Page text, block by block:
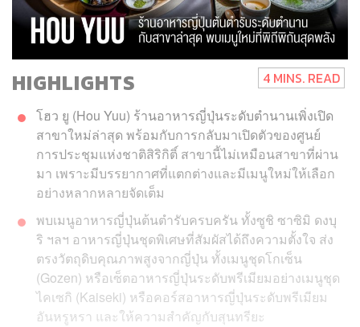
HIGHLIGHTS 4 MINS. READ
โฮว ยู (Hou Yuu) ร้านอาหารญี่ปุ่นระดับตำนานเพิ่งเปิด
สาขาใหม่ล่าสุด พร้อมกับการกลับมาเปิดตัวของศูนย์
การประชุมแห่งชาติสิริกิติ์ สาขานี้ไม่เหมือนสาขาที่ผ่าน
มา เพราะมีบรรยากาศที่แตกต่างและมีเมนูใหม่ให้เลือก
อย่างหลากหลายจัดเต็ม
พบเมนูอาหารญี่ปุ่นต้นตำรับครบครัน ทั้งซูชิ ซาซิมิ ดงบุ
ริ ฯลฯ อาหารญี่ปุ่นชุดพิเศษที่สัมผัสได้ถึงความตั้งใจ ส่ง
ตรงวัตถุดิบคุณภาพสูงจากญี่ปุ่น ทั้งเมนูชุดโกเซ็น
(Gozen) หรือเซ็ตอาหารญี่ปุ่นระดับพรีเมียมอย่างเมนูชุด
ไคเซกิ (Kaiseki) หรือคอร์สอาหารญี่ปุ่นระดับพรีเมียม
อันหรูหรา และให้ความสำคัญกับสุนทรียะ